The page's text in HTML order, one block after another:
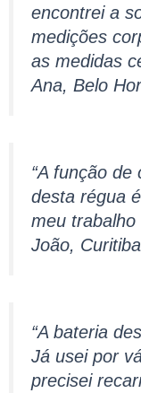
encontrei a
medições
as medidas
Ana, Belo
“A função
desta régua
meu
João,
“A bateria
Já usei por
precisei